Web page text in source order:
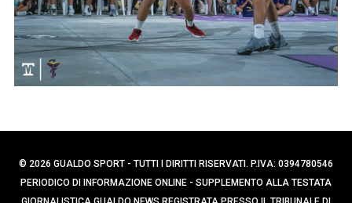
© 2026 GUALDO SPORT - TUTTI I DIRITTI RISERVATI. P.IVA: 0394780546
PERIODICO DI INFORMAZIONE ONLINE - SUPPLEMENTO ALLA TESTATA